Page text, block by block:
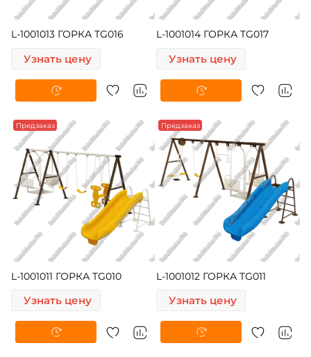
L-1001013 ГОРКА TG016
Узнать цену
L-1001014 ГОРКА TG017
Узнать цену
Предзаказ
L-1001011 ГОРКА TG010
Узнать цену
Предзаказ
L-1001012 ГОРКА TG011
Узнать цену